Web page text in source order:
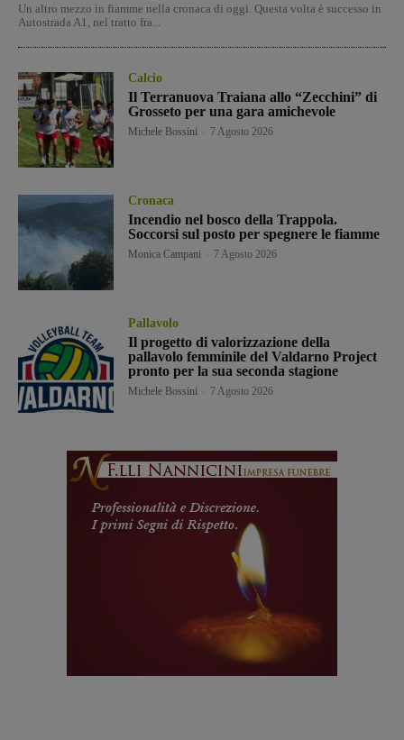
Un altro mezzo in fiamme nella cronaca di oggi. Questa volta è successo in
Autostrada A1, nel tratto fra...
Calcio
Il Terranuova Traiana allo “Zecchini” di
Grosseto per una gara amichevole
Michele Bossini 7 Agosto 2026
Cronaca
Incendio nel bosco della Trappola.
Soccorsi sul posto per spegnere le fiamme
Monica Campani 7 Agosto 2026
Pallavolo
Il progetto di valorizzazione della
pallavolo femminile del Valdarno Project
pronto per la sua seconda stagione
Michele Bossini 7 Agosto 2026